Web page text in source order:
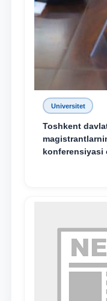
Universitet
Toshkent
konferensiyasi